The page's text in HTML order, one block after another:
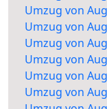
Umzug von
Umzug von
Umzug von
Umzug von
Umzug von
Umzug von